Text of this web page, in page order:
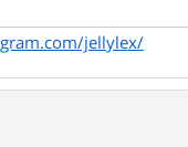
jellylex/